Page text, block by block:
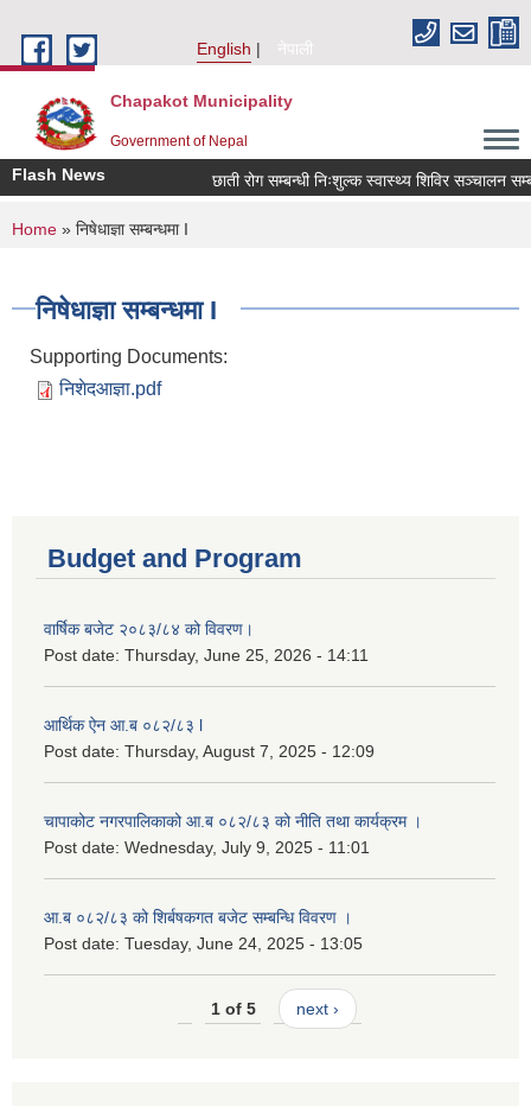
English
नेपाली
Chapakot Municipality
Government of Nepal
Flash News छाती रोग सम्बन्धी निःशुल्क स्वास्थ्य शिविर सञ्चालन
You are here
Home » निषेधाज्ञा सम्बन्धमा I
निषेधाज्ञा सम्बन्धमा I
Supporting Documents:
निशेदआज्ञा.pdf
Budget and Program
वार्षिक बजेट २०८३/८४ को विवरण।
Post date: Thursday, June 25, 2026 - 14:11
आर्थिक ऐन आ.ब ०८२/८३ l
Post date: Thursday, August 7, 2025 - 12:09
चापाकोट नगरपालिकाको आ.ब ०८२/८३ को नीति तथा कार्यक्रम ।
Post date: Wednesday, July 9, 2025 - 11:01
आ.ब ०८२/८३ को शिर्बषकगत बजेट सम्बन्धि विवरण ।
Post date: Tuesday, June 24, 2025 - 13:05
1 of 5 next ›